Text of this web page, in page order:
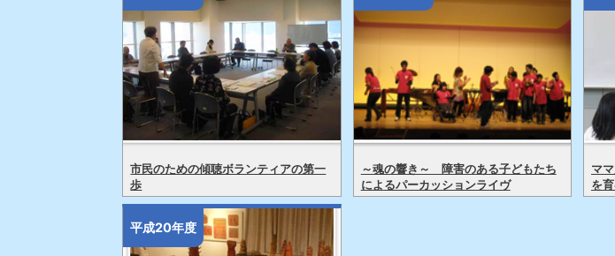
市民のための傾聴ボランティアの第一
歩
～魂の響き～ 障害のある子どもたち
によるパーカッションライヴ
マ
を
平成20年度